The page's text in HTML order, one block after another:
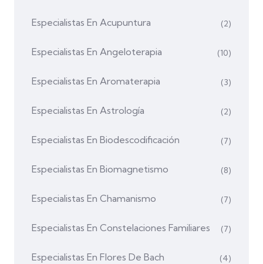
Especialistas En Acupuntura (2)
Especialistas En Angeloterapia (10)
Especialistas En Aromaterapia (3)
Especialistas En Astrología (2)
Especialistas En Biodescodificación (7)
Especialistas En Biomagnetismo (8)
Especialistas En Chamanismo (7)
Especialistas En Constelaciones Familiares (7)
Especialistas En Flores De Bach (4)